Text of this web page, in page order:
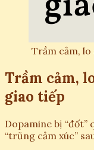
Trầm cảm,
Trầm cảm,
giao tiếp
Dopamine bị
“trũng cảm xúc”